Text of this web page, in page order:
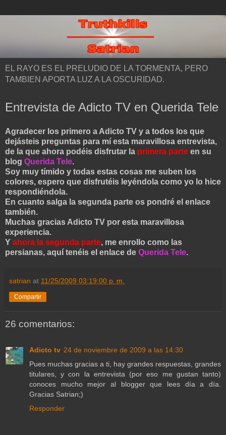
EL RAYO ES EL PRELUDIO DE LA TORMENTA, PERO
TAMBIEN APORTA LUZ A LA OSCURIDAD.
Entrevista de Adicto TV en Querida Tele
Agradecer los primero a Adicto TV y a todos los que
dejásteis preguntas para mí esta maravillosa entrevista,
de la que ahora podéis disfrutar la primera parte en su
blog Querida Tele.
Soy muy tímido y todas estas cosas me suben los
colores, espero que disfrutéis leyéndola como yo lo hice
respondiéndola.
En cuanto salga la segunda parte os pondré el enlace
también.
Muchas gracias Adicto TV por esta maravillosa
experiencia.
Y ahora la segunda parte, me enrollo como las
persianas, aquí tenéis el enlace de Querida Tele.
satrian at 11/25/2009 03:19:00 p. m.
Compartir
26 comentarios:
Adicto tv 24 de noviembre de 2009 a las 14:30
Pues muchas gracias a ti, hay grandes respuestas, grandes
titulares, y con la entrevista (por eso me gustan tanto)
conoces mucho mejor al blogger que lees día a día.
Gracias Satrian;)
Responder